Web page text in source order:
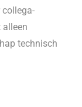
alleen
technisch